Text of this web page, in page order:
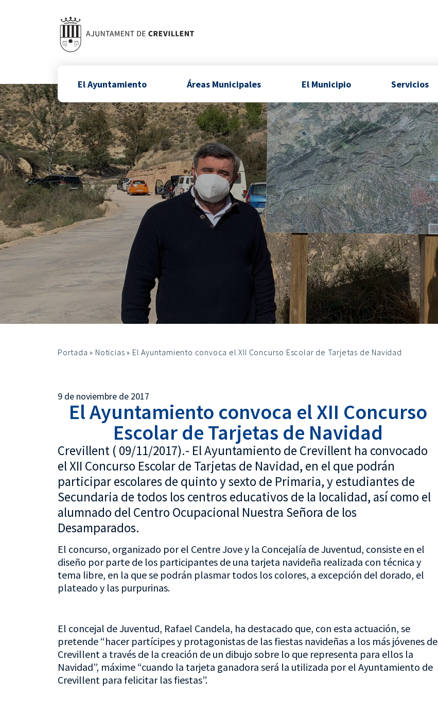
El Ayuntamiento Áreas Municipales El Municipio Servicios
Portada » Noticias » El Ayuntamiento convoca el XII Concurso Escolar de Tarjetas de Navidad
9 de noviembre de 2017
El Ayuntamiento convoca el XII Concurso
Escolar de Tarjetas de Navidad
Crevillent ( 09/11/2017).- El Ayuntamiento de Crevillent ha convocado
el XII Concurso Escolar de Tarjetas de Navidad, en el que podrán
participar escolares de quinto y sexto de Primaria, y estudiantes de
Secundaria de todos los centros educativos de la localidad, así como el
alumnado del Centro Ocupacional Nuestra Señora de los
Desamparados.
El concurso, organizado por el Centre Jove y la Concejalía de Juventud, consiste en el
diseño por parte de los participantes de una tarjeta navideña realizada con técnica y
tema libre, en la que se podrán plasmar todos los colores, a excepción del dorado, el
plateado y las purpurinas.
El concejal de Juventud, Rafael Candela, ha destacado que, con esta actuación, se
pretende “hacer partícipes y protagonistas de las fiestas navideñas a los más jóvenes de
Crevillent a través de la creación de un dibujo sobre lo que representa para ellos la
Navidad”, máxime “cuando la tarjeta ganadora será la utilizada por el Ayuntamiento de
Crevillent para felicitar las fiestas”.